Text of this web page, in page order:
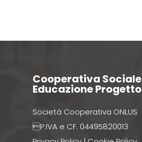
Cooperativa Sociale
Educazione Progetto
Società Cooperativa ONLUS
P.IVA e CF. 04495820013